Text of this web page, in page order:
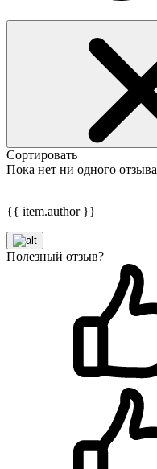
Сортировать
Пока нет ни одного отзыва
{{ item.author }}
Полезный отзыв?